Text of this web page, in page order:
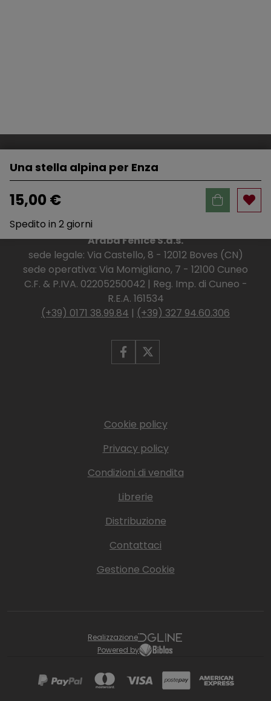
Una stella alpina per Enza
15,00 €
Spedito in 2 giorni
Araba Fenice S.a.s.
sede legale: Via Castello, 8 - 12012 Boves (CN)
sede operativa: Via Momigliano, 7 - 12100 Cuneo
C.F. & P.IVA. 02205250042 | Reg. Imp. di Cuneo -
R.E.A. 161534
(+39) 0171 38.99.84 | (+39) 327 94.60.306
Cookie policy
Privacy policy
Condizioni di vendita
Librerie
Distribuzione
Contattaci
Gestione Cookie
Realizzazione
Powered by